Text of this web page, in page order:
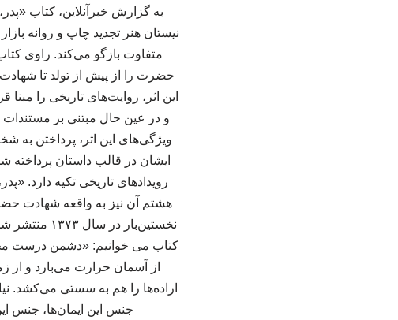
به گزارش خبرآنلاین، کتاب
نیستان هنر تجدید چاپ و روانه
حضرت را از پیش از تولد تا
این اثر، روایت‌های تاریخی را
و در عین حال مبتنی بر مستندات
ویژگی‌های این اثر، پرداختن
ایشان در قالب داستان پرداخته
هشتم آن نیز به واقعه شهادت
کتاب می خوانیم: «دشمن درست
از آسمان حرارت می‌بارد و
اراده‌ها را هم به سستی می‌کشد.
جنس این ایمان‌ها، جنس این